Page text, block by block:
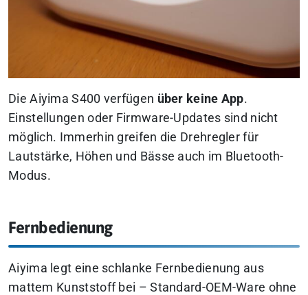
Die Aiyima S400 verfügen über keine App.
Einstellungen oder Firmware-Updates sind nicht
möglich. Immerhin greifen die Drehregler für
Lautstärke, Höhen und Bässe auch im Bluetooth-
Modus.
Fernbedienung
Aiyima legt eine schlanke Fernbedienung aus
mattem Kunststoff bei – Standard-OEM-Ware ohne